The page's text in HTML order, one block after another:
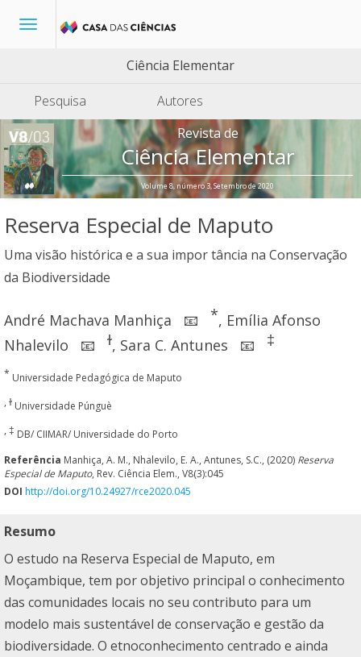
Toggle
Ciência Elementar
Pesquisa
Autores
Revista de
Ciência Elementar
Volume 8, número 3, Setembro de 2020
Reserva Especial de Maputo
Uma visão histórica e a sua impor tância na Conservação
da Biodiversidade
André Machava Manhiça 📧 *, Emília Afonso
Nhalevilo
📧 ɫ, Sara C. Antunes 📧 ‡
* Universidade Pedagógica de Maputo
, ɫ Universidade Púnguè
, ‡ DB/ CIIMAR/ Universidade do Porto
Referência Manhiça, A. M., Nhalevilo, E. A., Antunes, S.C., (2020) Reserva
Especial de Maputo, Rev. Ciência Elem., V8(3):045
DOI http://doi.org/10.24927/rce2020.045
Resumo
O estudo na Reserva Especial de Maputo, em
Moçambique, tem por objetivo principal o conhecimento
das comunidades locais no seu contributo para um
modelo mais sustentável de conservação e gestão da
biodiversidade. O etnoconhecimento centrado e ainda